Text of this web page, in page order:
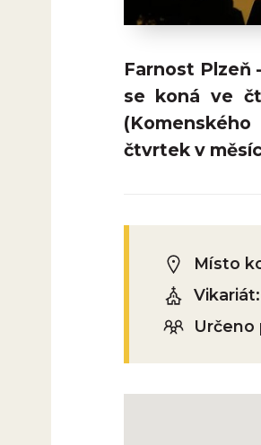
Farnost Plzeň
se koná ve
čtvrtek v
Místo
Vikariát:
Určeno